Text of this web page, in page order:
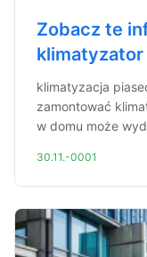
Zobacz te
klimatyzator
klimatyzacja
zamontować
w domu może
30.11.-0001